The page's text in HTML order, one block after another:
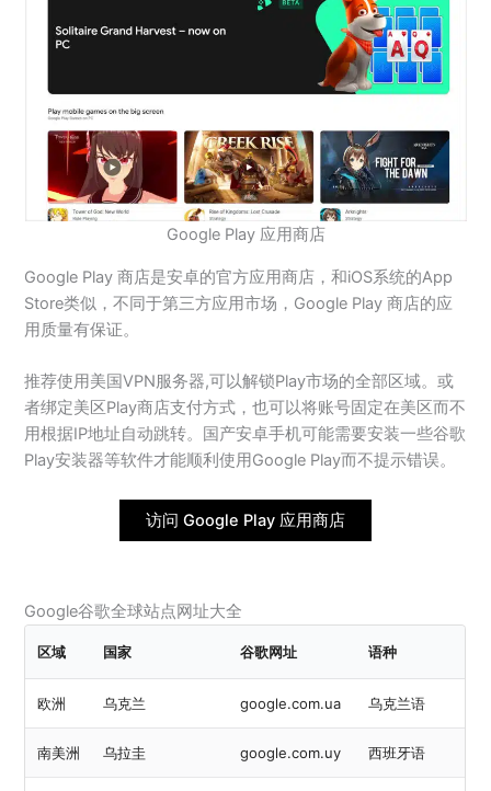
Google Play 应用商店
Google Play 商店是安卓的官方应用商店，和iOS系统的App
Store类似，不同于第三方应用市场，Google Play 商店的应
用质量有保证。
推荐使用美国VPN服务器,可以解锁Play市场的全部区域。或
者绑定美区Play商店支付方式，也可以将账号固定在美区而不
用根据IP地址自动跳转。国产安卓手机可能需要安装一些谷歌
Play安装器等软件才能顺利使用Google Play而不提示错误。
访问 Google Play 应用商店
Google谷歌全球站点网址大全
区域 国家 谷歌网址 语种
欧洲 乌克兰 google.com.ua 乌克兰语
南美洲 乌拉圭 google.com.uy 西班牙语